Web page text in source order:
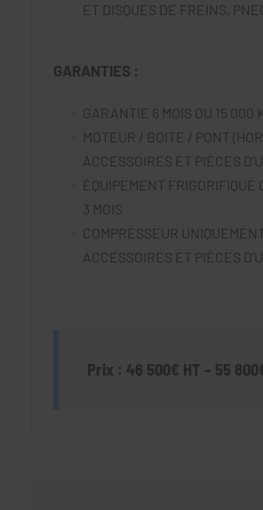
ET DISQUES DE FREINS,
GARANTIES :
GARANTIE 6 MOIS OU 15 000
MOTEUR / BOITE / PONT
ACCESSOIRES ET PIÈCES
ÉQUIPEMENT FRIGORIFIQUE
3 MOIS
COMPRESSEUR
ACCESSOIRES ET PIÈCES
Prix : 46 500€ HT – 55